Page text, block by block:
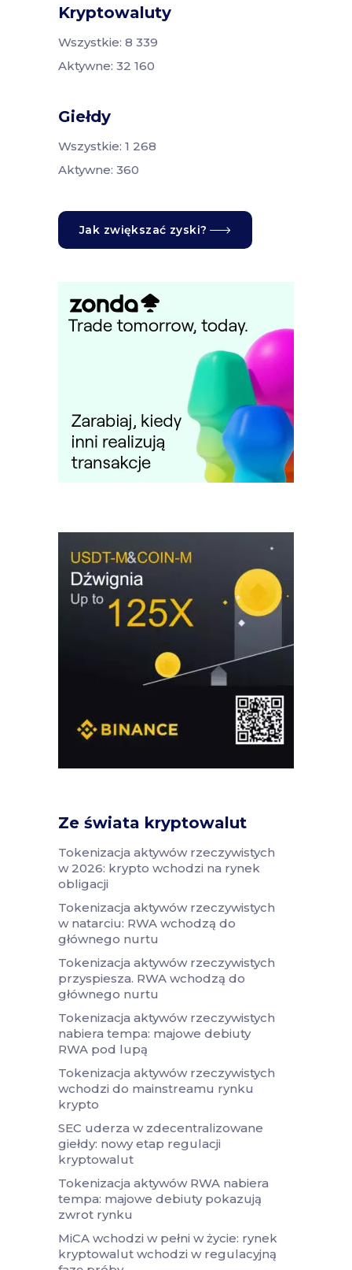
Kryptowaluty
Wszystkie: 8 339
Aktywne: 32 160
Giełdy
Wszystkie: 1 268
Aktywne: 360
Jak zwiększać zyski?
Ze świata kryptowalut
Tokenizacja aktywów rzeczywistych
w 2026: krypto wchodzi na rynek
obligacji
Tokenizacja aktywów rzeczywistych
w natarciu: RWA wchodzą do
głównego nurtu
Tokenizacja aktywów rzeczywistych
przyspiesza. RWA wchodzą do
głównego nurtu
Tokenizacja aktywów rzeczywistych
nabiera tempa: majowe debiuty
RWA pod lupą
Tokenizacja aktywów rzeczywistych
wchodzi do mainstreamu rynku
krypto
SEC uderza w zdecentralizowane
giełdy: nowy etap regulacji
kryptowalut
Tokenizacja aktywów RWA nabiera
tempa: majowe debiuty pokazują
zwrot rynku
MiCA wchodzi w pełni w życie: rynek
kryptowalut wchodzi w regulacyjną